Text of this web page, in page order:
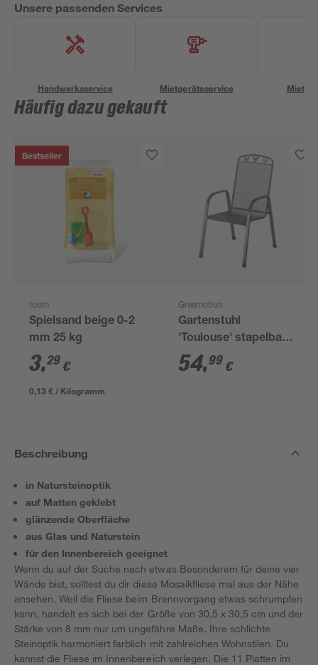
Unsere passenden Services
Handwerksservice Mietgeräteservice
Häufig dazu gekauft
Bestseller
toom
Spielsand beige 0-2
mm 25 kg
3,29 €
0,13 € / Kilogramm
Greemotion
Gartenstuhl
'Toulouse' stapelbar
Stahl grau 56 x 98 x
69 cm
54,99 €
Beschreibung
in Natursteinoptik
auf Matten geklebt
glänzende Oberfläche
aus Glas und Naturstein
für den Innenbereich geeignet
Wenn du auf der Suche nach etwas Besonderem für deine vier
Wände bist, solltest du dir diese Mosaikfliese mal aus der Nähe
ansehen. Weil die Fliese beim Brennvorgang etwas schrumpfen
kann, handelt es sich bei der Größe von 30,5 x 30,5 cm und der
Stärke von 8 mm nur um ungefähre Maße. Ihre schlichte
Steinoptik harmoniert farblich mit zahlreichen Wohnstilen. Du
kannst die Fliese im Innenbereich verlegen. Die 11 Platten im